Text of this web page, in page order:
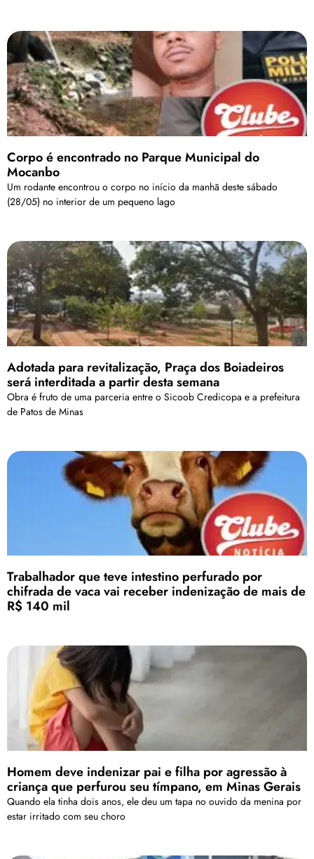
Corpo é encontrado no Parque Municipal do
Mocanbo
Um rodante encontrou o corpo no início da manhã deste sábado
(28/05) no interior de um pequeno lago
Adotada para revitalização, Praça dos Boiadeiros
será interditada a partir desta semana
Obra é fruto de uma parceria entre o Sicoob Credicopa e a prefeitura
de Patos de Minas
Trabalhador que teve intestino perfurado por
chifrada de vaca vai receber indenização de mais de
R$ 140 mil
Homem deve indenizar pai e filha por agressão à
criança que perfurou seu tímpano, em Minas Gerais
Quando ela tinha dois anos, ele deu um tapa no ouvido da menina por
estar irritado com seu choro